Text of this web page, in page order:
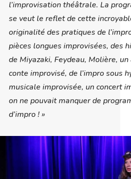
l’improvisation théâtrale. La
se veut le reflet de cette
originalité des pratiques de
pièces longues improvisées, des
de Miyazaki, Feydeau, Molière,
conte improvisé, de l’impro sous
musicale improvisée, un concert
on ne pouvait manquer de
d’impro ! »